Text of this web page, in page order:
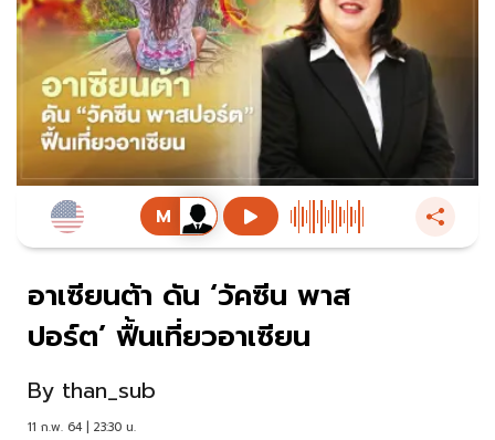
อาเซียนต้า ดัน ‘วัคซีน พาส
ปอร์ต’ ฟื้นเที่ยวอาเซียน
By than_sub
11 ก.พ. 64 | 23:30 น.